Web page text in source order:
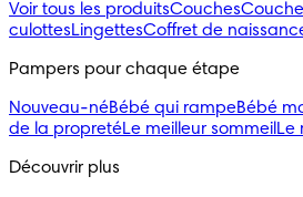
Voir tous les produitsCouches
culottesLingettesCoffret de
Pampers pour chaque étape
Nouveau-néBébé qui rampeBébé
de la propretéLe meilleur sommeil Le
Découvrir plus